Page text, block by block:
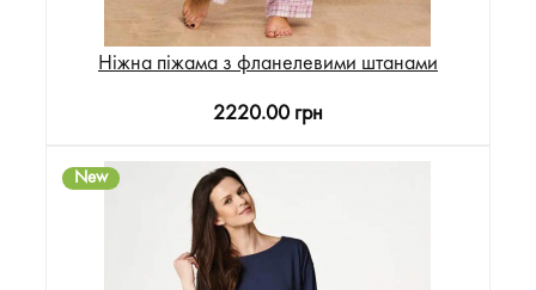
Ніжна піжама з фланелевими штанами
2220.00 грн
New